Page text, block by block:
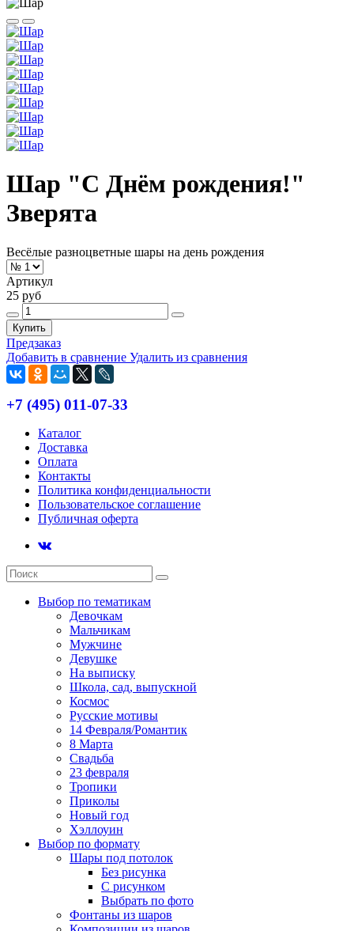
Шар "С Днём рождения!"
Зверята
Весёлые разноцветные шары на день рождения
Артикул
25 руб
Купить
Предзаказ
Добавить в сравнение Удалить из сравнения
+7 (495) 011-07-33
Каталог
Доставка
Оплата
Контакты
Политика конфиденциальности
Пользовательское соглашение
Публичная оферта
Выбор по тематикам
Девочкам
Мальчикам
Мужчине
Девушке
На выписку
Школа, сад, выпускной
Космос
Русские мотивы
14 Февраля/Романтик
8 Марта
Свадьба
23 февраля
Тропики
Приколы
Новый год
Хэллоуин
Выбор по формату
Шары под потолок
Без рисунка
С рисунком
Выбрать по фото
Фонтаны из шаров